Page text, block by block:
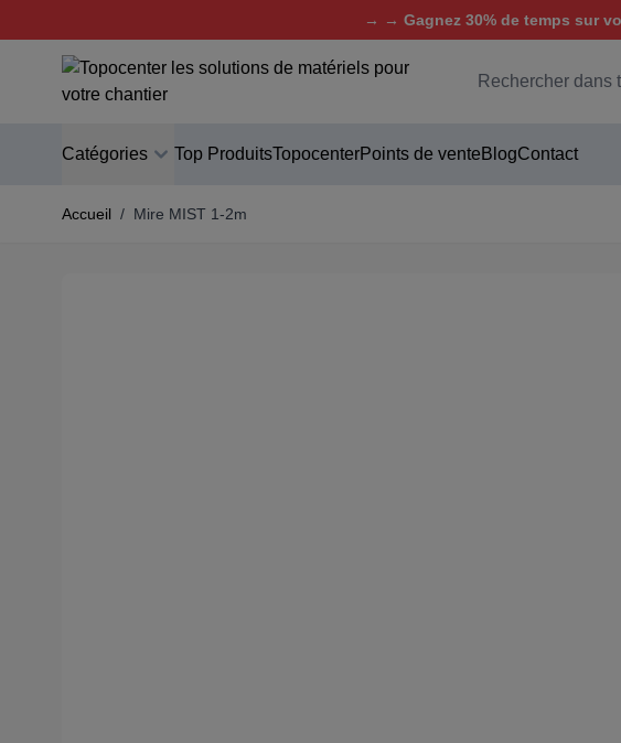
→ → Gagnez 30% de temps sur
Aller au contenu
Chercher
Catégories Top ProduitsTopocenterPoints de vente BlogContact
Accueil / Mire MIST 1-2m